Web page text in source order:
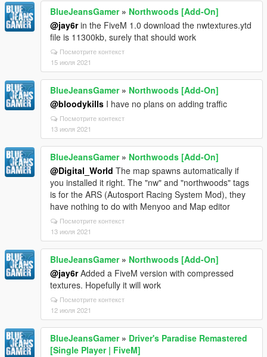
BlueJeansGamer» Northwoods [Add-On]
@jay6rin the FiveM 1.0 download the nwtextures.ytd
file is 11300kb, surely that should work
Посмотрите контекст
15 июля 2021
BlueJeansGamer» Northwoods [Add-On]
@bloodykills I have no plans on adding traffic
Посмотрите контекст
13 июля 2021
BlueJeansGamer» Northwoods [Add-On]
@Digital_World The map spawns automatically if
you installed it right. The "nw" and "northwoods" tags
is for the ARS (Autosport Racing System Mod), they
have nothing to do with Menyoo and Map editor
Посмотрите контекст
13 июля 2021
BlueJeansGamer» Northwoods [Add-On]
@jay6rAdded a FiveM version with compressed
textures. Hopefully it will work
Посмотрите контекст
12 июля 2021
BlueJeansGamer» Driver's Paradise Remastered
[Single Player | FiveM]